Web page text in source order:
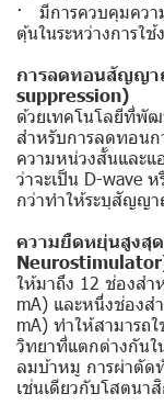
· มีการควบคุมควา
ตุ้นในระหว่างการใช้
การลดทอนสัญญ
suppression)
ด้วยเทคโนโลยีที่พั
สำหรับการลดทอน
ความหน่วงสั้นและ
ว่าจะเป็น D-wave
กว่าทำให้ระบุสัญญ
ความยืดหยุ่นสูงสุ
ให้มาถึง 12 ช่องสำ
mA) และหนึ่งช่องส
mA) ทำให้สามารถ
วิทยาที่แตกต่างกันใ
ลมบ้าหมู การผ่าตัด
เช่นเดียวกับโสตนา